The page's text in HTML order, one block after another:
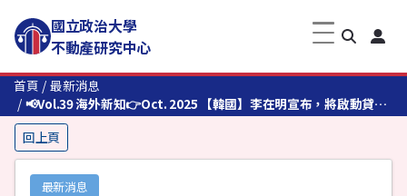
國立政治大學
不動產研究中心
首頁
最新消息
📢Vol.39 海外新知👉Oct. 2025 【韓國】李在明宣布，將啟動貸款
限制／【歐洲】歐洲房價：哪些國家漲幅最高？
回上頁
最新消息